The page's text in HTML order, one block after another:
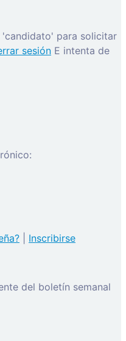
'candidato' para solicitar
sesión E intenta de
Inscribirse
del boletín semanal